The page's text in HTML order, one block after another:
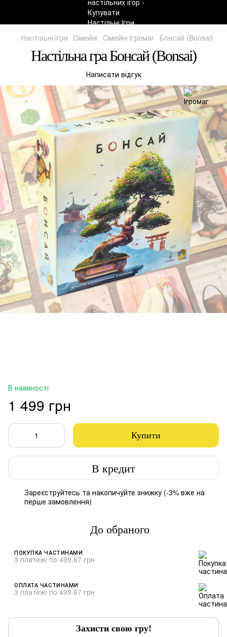
Настільні ігри Сімейні Сімейні Ігромаг Бонсай (Bonsai)
Настільна гра Бонсай (Bonsai)
Написати відгук
В наявності
1 499 грн
Купити
В кредит
Зареєструйтесь та накопичуйте знижку (-3% вже на
перше замовлення)
До обраного
ПОКУПКА ЧАСТИНАМИ
3 платежі по 499.67 грн
ОПЛАТА ЧАСТИНАМИ
3 платежі по 499.67 грн
Захисти свою гру!